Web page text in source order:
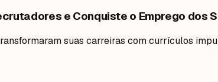
e Conquiste o Emprego dos
suas carreiras com currículos